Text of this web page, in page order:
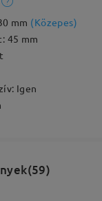
mm (Közepes)
45 mm
Igen